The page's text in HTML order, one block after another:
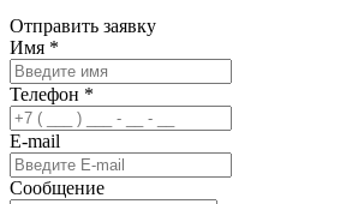
Отправить заявку
Имя *
Телефон *
E-mail
Сообщение